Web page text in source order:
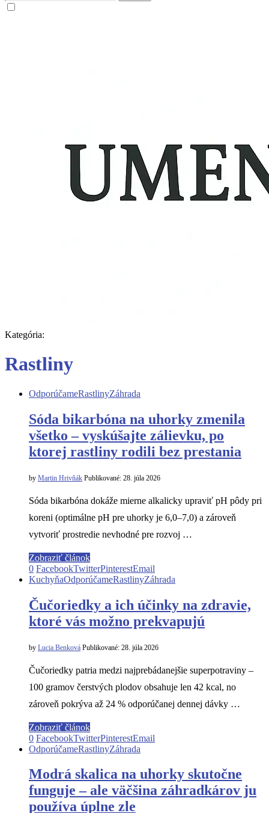
Kategória:
Rastliny
OdporúčameRastlinyZáhrada
Sóda bikarbóna na uhorky zmenila
všetko – vyskúšajte zálievku, po
ktorej rastliny rodili bez prestania
by Martin Hrivňák Publikované: 28. júla 2026
Sóda bikarbóna dokáže mierne alkalicky upraviť pH pôdy pri
koreni (optimálne pH pre uhorky je 6,0–7,0) a zároveň
vytvoriť prostredie nevhodné pre rozvoj …
Zobraziť článok
0 FacebookTwitterPinterestEmail
KuchyňaOdporúčameRastlinyZáhrada
Čučoriedky a ich účinky na zdravie,
ktoré vás možno prekvapujú
by Lucia Benková Publikované: 28. júla 2026
Čučoriedky patria medzi najprebádanejšie superpotraviny –
100 gramov čerstvých plodov obsahuje len 42 kcal, no
zároveň pokrýva až 24 % odporúčanej dennej dávky …
Zobraziť článok
0 FacebookTwitterPinterestEmail
OdporúčameRastlinyZáhrada
Modrá skalica na uhorky skutočne
funguje – ale väčšina záhradkárov ju
používa úplne zle